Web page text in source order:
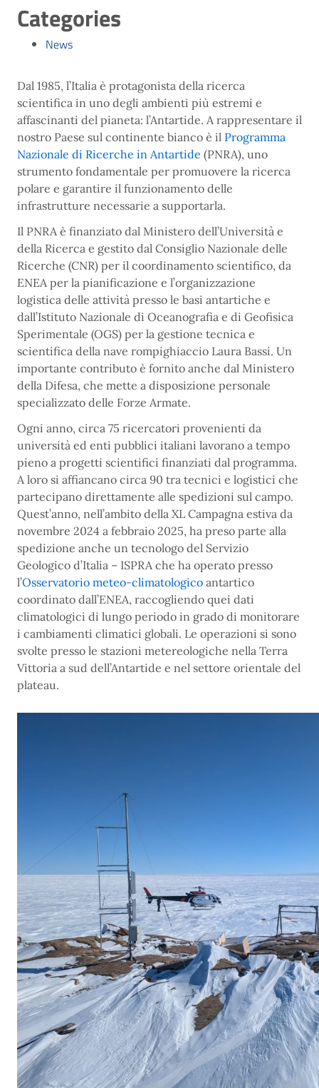
Categories
News
Dal 1985, l’Italia è protagonista della ricerca
scientifica in uno degli ambienti più estremi e
affascinanti del pianeta: l’Antartide. A rappresentare il
nostro Paese sul continente bianco è il Programma
Nazionale di Ricerche in Antartide (PNRA), uno
strumento fondamentale per promuovere la ricerca
polare e garantire il funzionamento delle
infrastrutture necessarie a supportarla.
Il PNRA è finanziato dal Ministero dell’Università e
della Ricerca e gestito dal Consiglio Nazionale delle
Ricerche (CNR) per il coordinamento scientifico, da
ENEA per la pianificazione e l’organizzazione
logistica delle attività presso le basi antartiche e
dall’Istituto Nazionale di Oceanografia e di Geofisica
Sperimentale (OGS) per la gestione tecnica e
scientifica della nave rompighiaccio Laura Bassi. Un
importante contributo è fornito anche dal Ministero
della Difesa, che mette a disposizione personale
specializzato delle Forze Armate.
Ogni anno, circa 75 ricercatori provenienti da
università ed enti pubblici italiani lavorano a tempo
pieno a progetti scientifici finanziati dal programma.
A loro si affiancano circa 90 tra tecnici e logistici che
partecipano direttamente alle spedizioni sul campo.
Quest’anno, nell’ambito della XL Campagna estiva da
novembre 2024 a febbraio 2025, ha preso parte alla
spedizione anche un tecnologo del Servizio
Geologico d’Italia – ISPRA che ha operato presso
l’Osservatorio meteo-climatologico antartico
coordinato dall’ENEA, raccogliendo quei dati
climatologici di lungo periodo in grado di monitorare
i cambiamenti climatici globali. Le operazioni si sono
svolte presso le stazioni metereologiche nella Terra
Vittoria a sud dell’Antartide e nel settore orientale del
plateau.